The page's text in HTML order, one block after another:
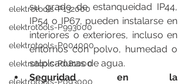
elektrotools-P132000
elektrotools-P993000
elektrotools-P004000
elektrotools-P081000
elektrotools-P093000
su grado de estanqueidad IP44,
IP54 o IP67, pueden instalarse en
interiores o exteriores, incluso en
entornos con polvo, humedad o
salpicaduras de agua.
Seguridad en la